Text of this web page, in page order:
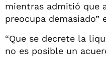
mientras admitió que
preocupa demasiado”
“Que se decrete la
no es posible un